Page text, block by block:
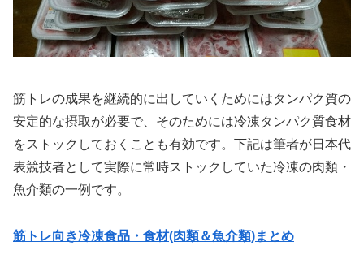
筋トレの成果を継続的に出していくためにはタンパク質の
安定的な摂取が必要で、そのためには冷凍タンパク質食材
をストックしておくことも有効です。下記は筆者が日本代
表競技者として実際に常時ストックしていた冷凍の肉類・
魚介類の一例です。
筋トレ向き冷凍食品・食材(肉類＆魚介類)まとめ